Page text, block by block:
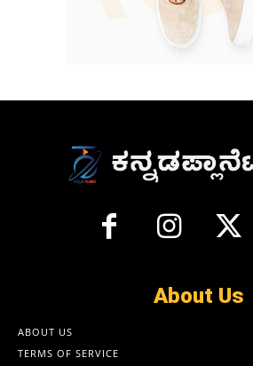
About Us
ABOUT US
TERMS OF SERVICE